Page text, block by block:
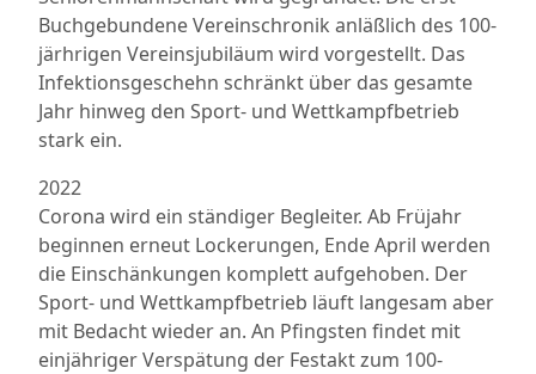
Buchgebundene Vereinschronik anläßlich des 100-
järhrigen Vereinsjubiläum wird vorgestellt. Das
Infektionsgeschehn schränkt über das gesamte
Jahr hinweg den Sport- und Wettkampfbetrieb
stark ein.
2022
Corona wird ein ständiger Begleiter. Ab Früjahr
beginnen erneut Lockerungen, Ende April werden
die Einschänkungen komplett aufgehoben. Der
Sport- und Wettkampfbetrieb läuft langesam aber
mit Bedacht wieder an. An Pfingsten findet mit
einjähriger Verspätung der Festakt zum 100-